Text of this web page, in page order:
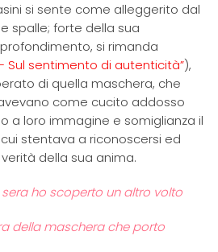
si sente come alleggerito dal
spalle; forte della sua
si rimanda
Sul sentimento di autenticità”),
di quella maschera, che
come cucito addosso
a loro immagine e somiglianza il
stentava a riconoscersi ed
della sua anima.
ho scoperto un altro volto
della maschera che porto